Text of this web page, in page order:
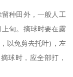
种田外，一般人工
旬。摘球时要在露
以免剪去托叶)，左
球时，应全部打，